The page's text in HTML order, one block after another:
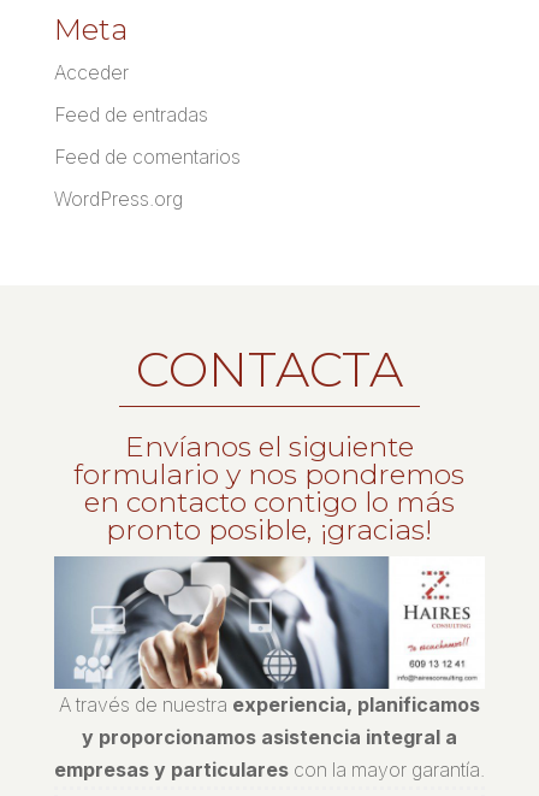
Meta
Acceder
Feed de entradas
Feed de comentarios
WordPress.org
CONTACTA
Envíanos el siguiente
formulario y nos pondremos
en contacto contigo lo más
pronto posible, ¡gracias!
A través de nuestra experiencia, planificamos
y proporcionamos asistencia integral a
empresas y particularescon la mayor garantía.